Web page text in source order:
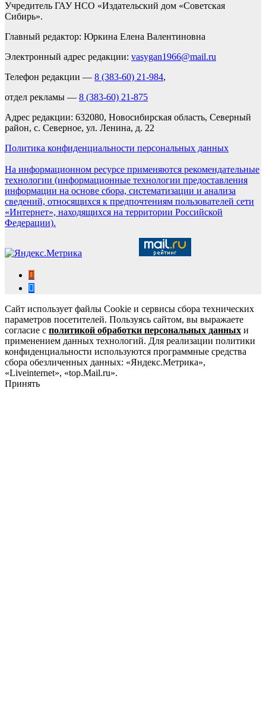
Учредитель ГАУ НСО «Издательский дом «Советская
Сибирь».
Главный редактор: Юркина Елена Валентиновна
Электронный адрес редакции: vasygan1966@mail.ru
Телефон редакции — 8 (383-60) 21-984,
отдел рекламы — 8 (383-60) 21-875
Адрес редакции: 632080, Новосибирская область, Северный
район, с. Северное, ул. Ленина, д. 22
Политика конфиденциальности персональных данных
На информационном ресурсе применяются рекомендательные
технологии (информационные технологии предоставления
информации на основе сбора, систематизации и анализа
сведений, относящихся к предпочтениям пользователей сети
«Интернет», находящихся на территории Российской
Федерации).
Сайт использует файлы Cookie и сервисы сбора технических
параметров посетителей. Пользуясь сайтом, вы выражаете
согласие с политикой обработки персональных данных и
применением данных технологий. Для реализации политики
конфиденциальности используются программные средства
сбора обезличенных данных: «Яндекс.Метрика»,
«Liveinternet», «top.Mail.ru».
Принять